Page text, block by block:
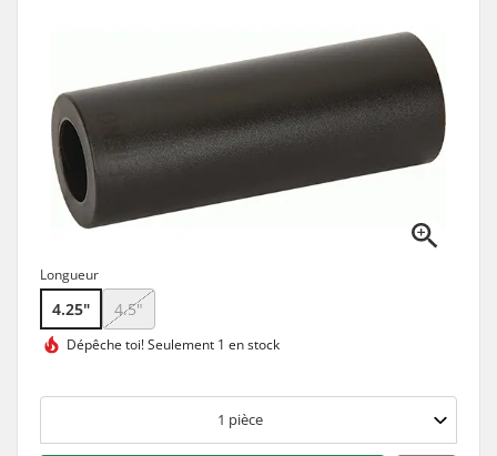
Longueur
4.25" 4.5"
Dépêche toi!Seulement 1 en stock
1 pièce